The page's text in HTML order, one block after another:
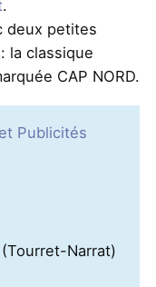
.
deux petites
la classique
CAP NORD.
Publicités
Narrat)